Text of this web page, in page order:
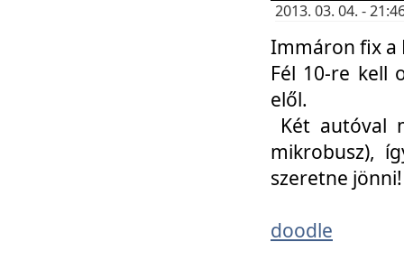
2013. 03. 04. -
Immáron fix a
Fél 10-re kell
elől.
Két autóval
mikrobusz),
szeretne jönni!
doodle